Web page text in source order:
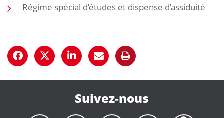
Régime spécial d’études et dispense d’assiduité
Suivez-nous